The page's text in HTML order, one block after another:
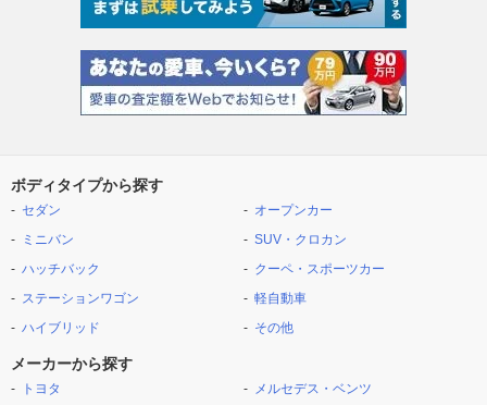
ボディタイプから探す
セダン
ミニバン
ハッチバック
ステーションワゴン
ハイブリッド
オープンカー
SUV・クロカン
クーペ・スポーツカー
軽自動車
その他
メーカーから探す
トヨタ
メルセデス・ベンツ